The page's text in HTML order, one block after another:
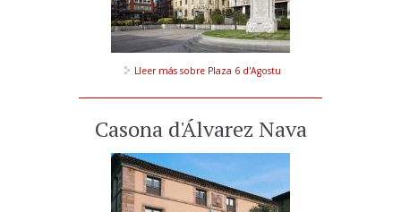
Lleer mássobre Plaza 6 d'Agostu
Casona d'Álvarez Nava